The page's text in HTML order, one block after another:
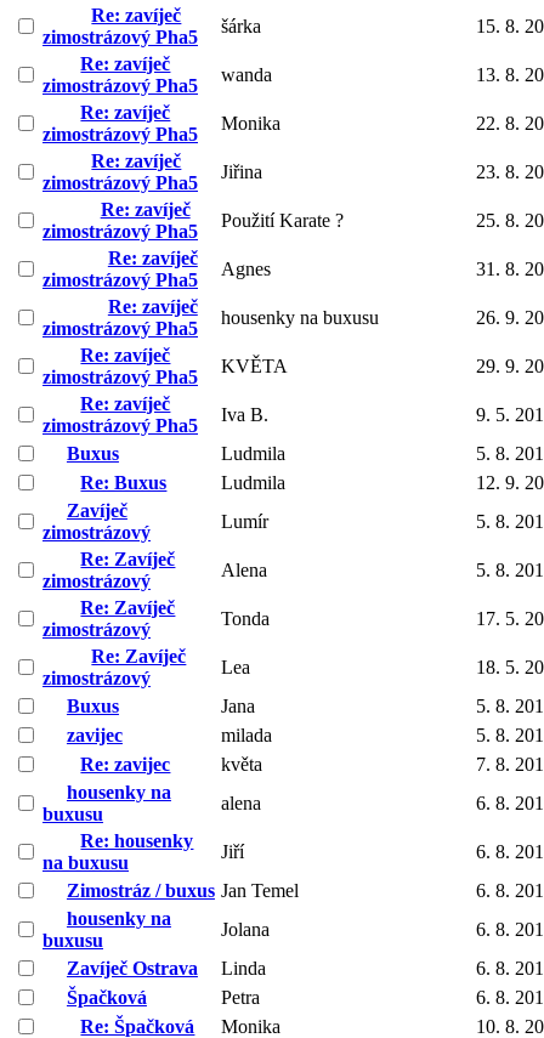
Re: zavíječ
zimostrázový Pha5
šárka
15. 8.
Re: zavíječ
zimostrázový Pha5
wanda
13. 8.
Re: zavíječ
zimostrázový Pha5
Monika
22. 8.
Re: zavíječ
zimostrázový Pha5
Jiřina
23. 8.
Re: zavíječ
zimostrázový Pha5
Použití Karate ?
25. 8.
Re: zavíječ
zimostrázový Pha5
Agnes
31. 8.
Re: zavíječ
zimostrázový Pha5
housenky na buxusu
26. 9.
Re: zavíječ
zimostrázový Pha5
KVĚTA
29. 9.
Re: zavíječ
zimostrázový Pha5
Iva B.
9. 5.
Buxus
Ludmila
5. 8.
Re: Buxus
Ludmila
12. 9.
Zavíječ
zimostrázový
Lumír
5. 8.
Re: Zavíječ
zimostrázový
Alena
5. 8.
Re: Zavíječ
zimostrázový
Tonda
17. 5.
Re: Zavíječ
zimostrázový
Lea
18. 5.
Buxus
Jana
5. 8.
zavijec
milada
5. 8.
Re: zavijec
květa
7. 8.
housenky na
buxusu
alena
6. 8.
Re: housenky
na buxusu
Jiří
6. 8.
Zimostráz / buxus Jan Temel
6. 8.
housenky na
buxusu
Jolana
6. 8.
Zavíječ Ostrava
Linda
6. 8.
Špačková
Petra
6. 8.
Re: Špačková
Monika 10. 8.